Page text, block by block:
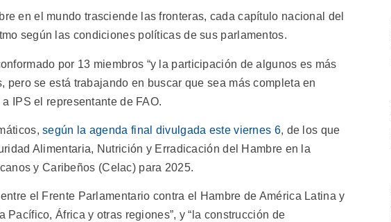
en el mundo trasciende las fronteras, cada capítulo nacional del
según las condiciones políticas de sus parlamentos.
por 13 miembros “y la participación de algunos es más
pero se está trabajando en buscar que sea más completa en
IPS el representante de FAO.
según la agenda final divulgada este viernes 6, de los que
Alimentaria, Nutrición y Erradicación del Hambre en la
y Caribeños (Celac) para 2025.
el Frente Parlamentario contra el Hambre de América Latina y
África y otras regiones”, y “la construcción de